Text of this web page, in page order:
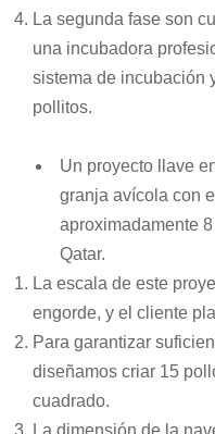
La segunda fase son
una incubadora
sistema de incubación
pollitos.
Un proyecto llave
granja avícolacon
aproximadamente
Qatar.
La escala de este
engorde, y el cliente
Para garantizar
diseñamos criar 15
cuadrado.
La dimensión de la